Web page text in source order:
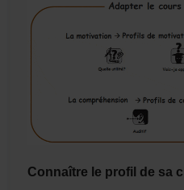
Connaître le profil de sa